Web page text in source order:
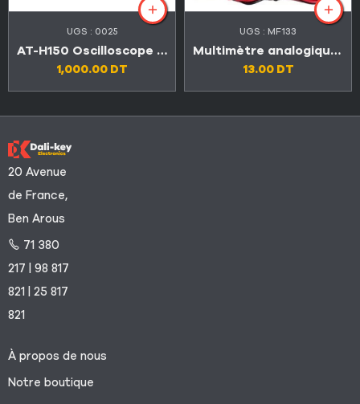
UGS : 0025
AT-H150 Oscilloscope numérique portable de haute qualité
1,000.00 DT
UGS : MF133
Multimètre analogique de poche
13.00 DT
20 Avenue
de France,
Ben Arous
71 380
217 | 98 817
821 | 25 817
821
À propos de nous
Notre boutique